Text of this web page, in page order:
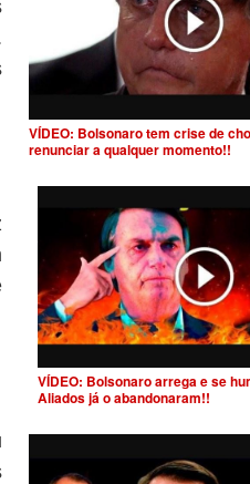
VÍDEO: Bolsonaro tem crise de
renunciar a qualquer momento!!
VÍDEO: Bolsonaro arrega e se
Aliados já o abandonaram!!